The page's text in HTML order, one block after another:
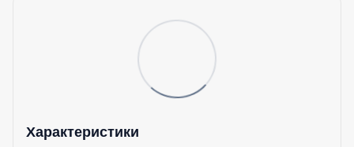
Характеристики